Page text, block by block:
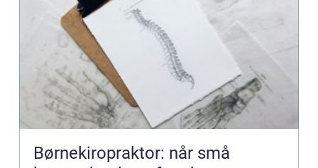
Børnekiropraktor: når små